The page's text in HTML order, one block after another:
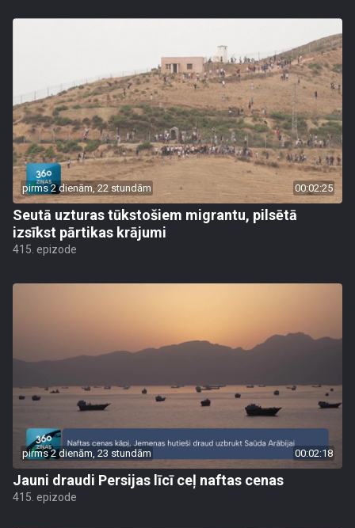
pirms 2 dienām, 22 stundām 00:02:25
Seutā uzturas tūkstošiem migrantu, pilsētā
izsīkst pārtikas krājumi
415. epizode
pirms 2 dienām, 23 stundām 00:02:18
Jauni draudi Persijas līcī ceļ naftas cenas
415. epizode